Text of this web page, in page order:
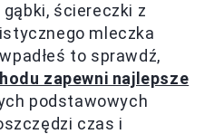
ściereczki z
mleczka
to sprawdź,
zapewni najlepsze
podstawowych
czas i